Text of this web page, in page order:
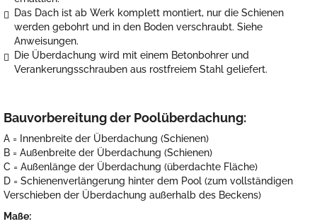
Das Dach ist ab Werk komplett montiert, nur die Schienen
werden gebohrt und in den Boden verschraubt. Siehe
Anweisungen.
Die Überdachung wird mit einem Betonbohrer und
Verankerungsschrauben aus rostfreiem Stahl geliefert.
Bauvorbereitung der Poolüberdachung:
A = Innenbreite der Überdachung (Schienen)
B = Außenbreite der Überdachung (Schienen)
C = Außenlänge der Überdachung (überdachte Fläche)
D = Schienenverlängerung hinter dem Pool (zum vollständigen
Verschieben der Überdachung außerhalb des Beckens)
Maße: